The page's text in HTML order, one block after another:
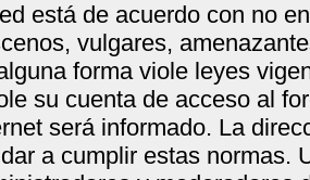
está de acuerdo con no
vulgares,
forma viole leyes
su cuenta de acceso al
será informado. La
a cumplir estas normas.